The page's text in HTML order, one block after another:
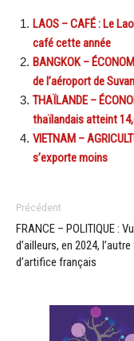
LAOS – CAFÉ : Le
café cette année
BANGKOK –
de l’aéroport de
THAÏLANDE –
thaïlandais atteint
VIETNAM –
s’exporte moins
Précédent
FRANCE – POLITIQUE :
d’ailleurs, en 2024,
d’artifice français